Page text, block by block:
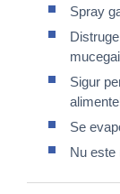
Spray
Sigur
Se
Nu este